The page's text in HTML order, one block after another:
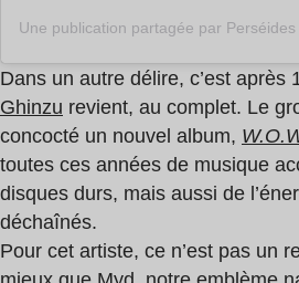
Dans un autre délire, c’est après
Ghinzu revient, au complet. Le
concocté un nouvel album,
toutes ces années de musique
disques durs, mais aussi de
déchaînés.
Pour cet artiste, ce n’est pas un